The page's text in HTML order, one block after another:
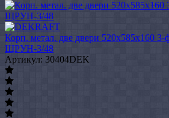
Корп. метал. две двери 520х585х160 3-
ЩРУН-3/48
Артикул: 30404DEK